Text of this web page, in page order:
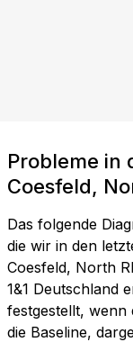
Probleme in
Coesfeld,
Das folgende
die wir in den
Coesfeld, North
1&1 Deutschland
festgestellt, wenn
die Baseline,